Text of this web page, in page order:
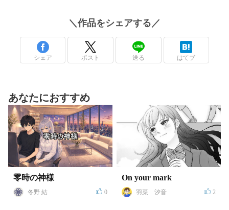
＼ 作品をシェアする／
シェア ポスト 送る はてブ
あなたにおすすめ
零時の神様
冬野 結 0
On your mark
羽菜 汐音 2